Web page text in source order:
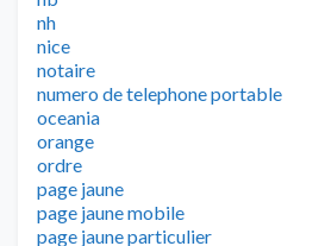
nh
nice
notaire
numero de telephone portable
oceania
orange
ordre
page jaune
page jaune mobile
page jaune particulier